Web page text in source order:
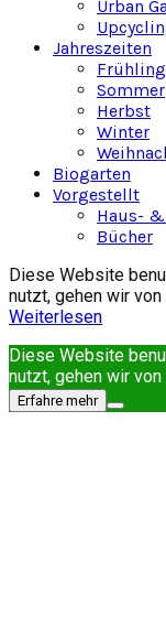
Urban
Jahreszeiten
Frühling
Sommer
Herbst
Winter
Biogarten
Vorgestellt
Haus-
Bücher
Diese Website
nutzt, gehen wir
Weiterlesen
Diese Website
nutzt, gehen wir
Erfahre mehr